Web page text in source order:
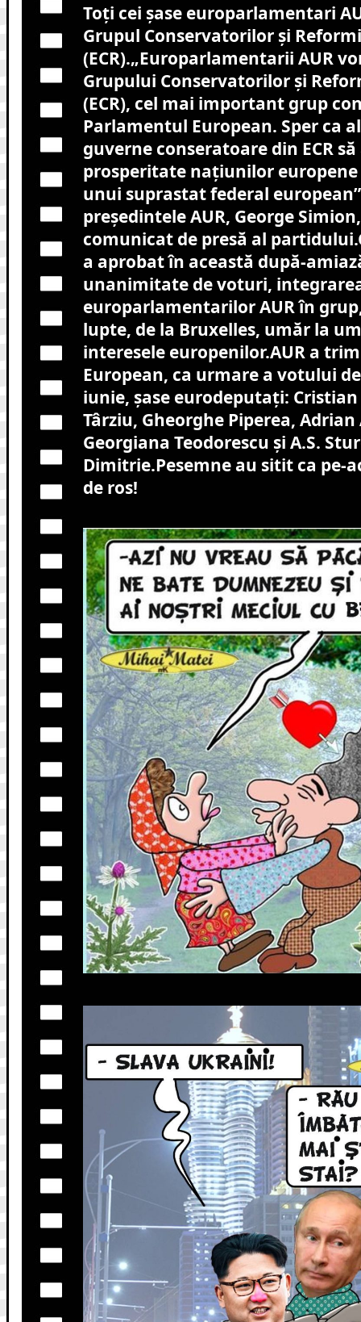
Toţi cei şase europarlamentari
Grupul Conservatorilor şi
(ECR).„Europarlamentarii AUR
Grupului Conservatorilor şi
(ECR), cel mai important grup
Parlamentul European. Sper ca
guverne conseratoare din ECR
prosperitate naţiunilor europene
unui suprastat federal
preşedintele AUR, George
comunicat de presă al
a aprobat în această după-
unanimitate de voturi,
europarlamentarilor AUR în
lupte, de la Bruxelles, umăr la
interesele europenilor.AUR a
European, ca urmare a votului
iunie, şase eurodeputaţi: Cristian
Târziu, Gheorghe Piperea,
Georgiana Teodorescu şi A.S.
Dimitrie.Pesemne au sitit ca pe-
de ros!